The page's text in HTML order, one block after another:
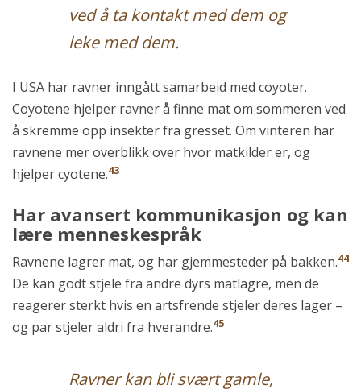
ved å ta kontakt med dem og
leke med dem.
I USA har ravner inngått samarbeid med coyoter.
Coyotene hjelper ravner å finne mat om sommeren ved
å skremme opp insekter fra gresset. Om vinteren har
ravnene mer overblikk over hvor matkilder er, og
hjelper cyotene.43
Har avansert kommunikasjon og kan
lære menneskespråk
Ravnene lagrer mat, og har gjemmesteder på bakken.44
De kan godt stjele fra andre dyrs matlagre, men de
reagerer sterkt hvis en artsfrende stjeler deres lager –
og par stjeler aldri fra hverandre.45
Ravner kan bli svært gamle,